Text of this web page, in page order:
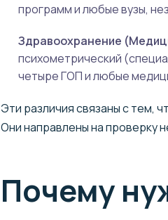
программ и любые вузы,
Здравоохранение
психометрический
четыре ГОП и любые
Эти различия связаны с тем,
Они направлены на проверку
Почему